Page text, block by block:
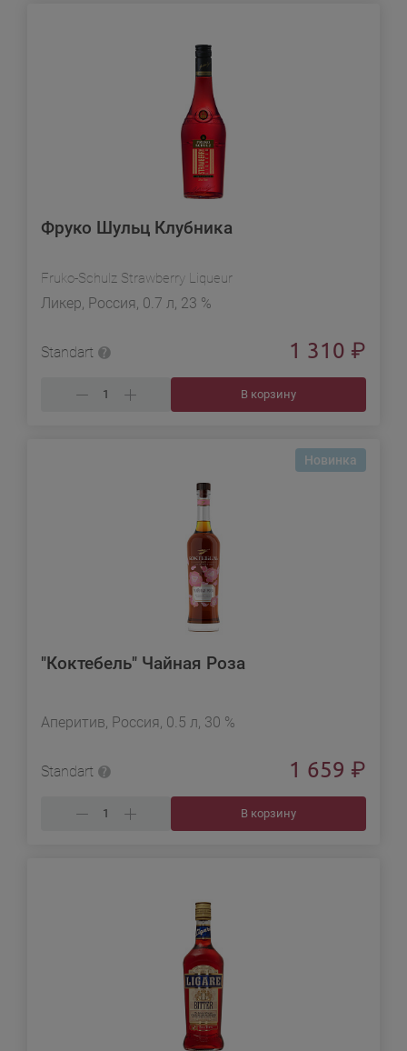
Фруко Шульц Клубника
Fruko-Schulz Strawberry Liqueur
Ликер, Россия, 0.7 л, 23 %
Standart 1 310 ₽
В корзину
Новинка
"Коктебель" Чайная Роза
Аперитив, Россия, 0.5 л, 30 %
Standart 1 659 ₽
В корзину